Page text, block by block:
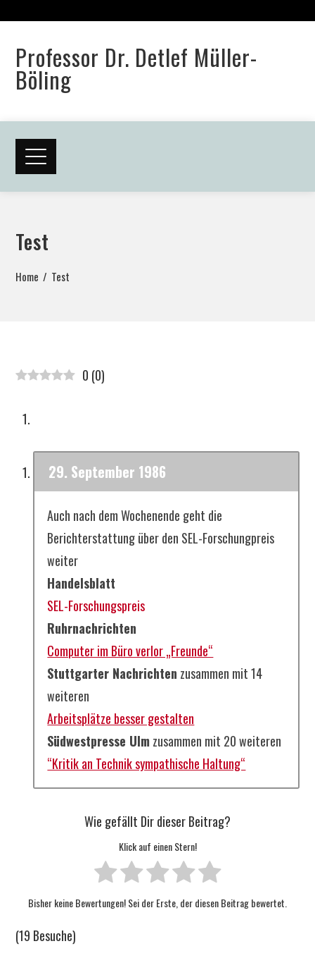
Professor Dr. Detlef Müller-
Böling
Test
Home Test
0 (0)
29. September 1986
Auch nach dem Wochenende geht die
Berichterstattung über den SEL-Forschungpreis
weiter
Handelsblatt
SEL-Forschungspreis
Ruhrnachrichten
Computer im Büro verlor „Freunde“
Stuttgarter Nachrichten zusammen mit 14
weiteren
Arbeitsplätze besser gestalten
Südwestpresse Ulm zusammen mit 20 weiteren
“Kritik an Technik sympathische Haltung“
Wie gefällt Dir dieser Beitrag?
Klick auf einen Stern!
Bisher keine Bewertungen! Sei der Erste, der diesen Beitrag bewertet.
(19 Besuche)